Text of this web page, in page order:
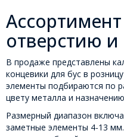
отверстию и
В продаже представлены
концевики для бус в
элементы подбираются по
цвету металла и
Размерный диапазон
заметные элементы 4-13